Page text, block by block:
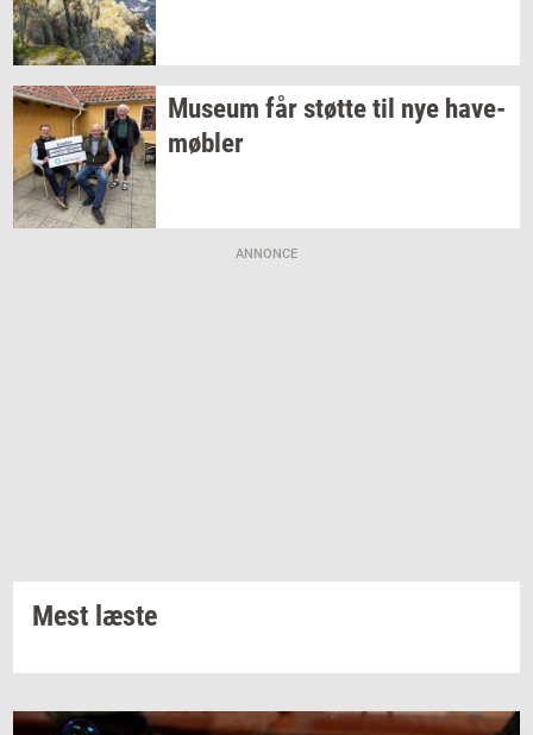
Mu­se­um fårstøt­tetil nye ha­ve­
møb­ler
ANNONCE
Mest læste